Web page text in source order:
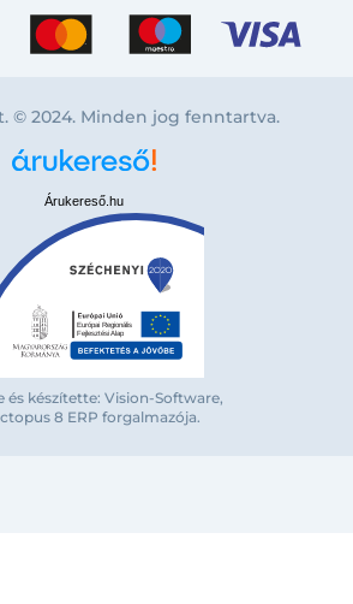
© 2024. Minden jog fenntartva.
Árukereső.hu
és készítette: Vision-Software,
8 ERP forgalmazója.